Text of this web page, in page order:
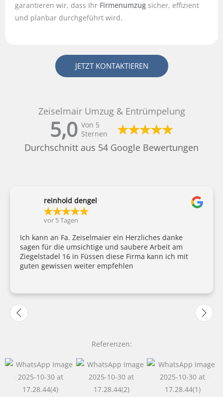
garantieren wir, dass Ihr Firmenumzug sicher, effizient
und planbar durchgeführt wird.
JETZT KONTAKTIEREN
Zeiselmair Umzug & Entrümpelung
5,0 Von 5
Sternen
Durchschnitt aus 54 Google Bewertungen
reinhold dengel
vor 5 Tagen
Ich kann an Fa. Zeiselmaier ein Herzliches danke
sagen für die umsichtige und saubere Arbeit am
Ziegelstadel 16 in Füssen diese Firma kann ich mit
guten gewissen weiter empfehlen
Referenzen: